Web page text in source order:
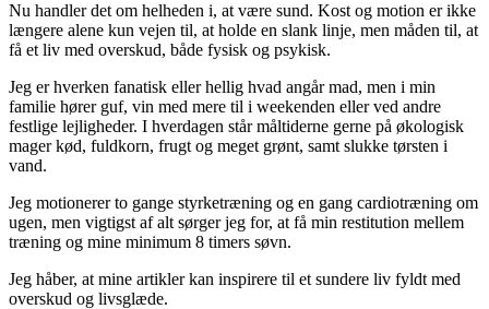
Nu handler det om helheden i, at være sund. Kost og motion er ikke
længere alene kun vejen til, at holde en slank linje, men måden til, at
få et liv med overskud, både fysisk og psykisk.
Jeg er hverken fanatisk eller hellig hvad angår mad, men i min
familie hører guf, vin med mere til i weekenden eller ved andre
festlige lejligheder. I hverdagen står måltiderne gerne på økologisk
mager kød, fuldkorn, frugt og meget grønt, samt slukke tørsten i
vand.
Jeg motionerer to gange styrketræning og en gang cardiotræning om
ugen, men vigtigst af alt sørger jeg for, at få min restitution mellem
træning og mine minimum 8 timers søvn.
Jeg håber, at mine artikler kan inspirere til et sundere liv fyldt med
overskud og livsglæde.